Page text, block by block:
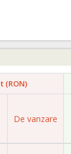
(RON)
De vanzare